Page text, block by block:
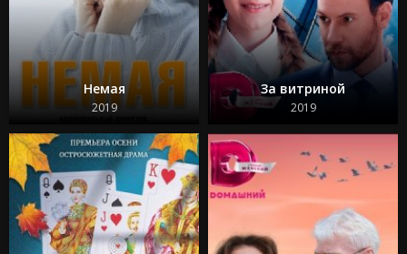
Немая
2019
За витриной
2019